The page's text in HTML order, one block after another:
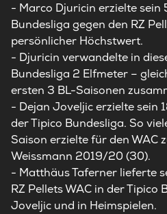
- Marco Djuricin erzielte sein
Bundesliga gegen den RZ
persönlicher Höchstwert.
- Djuricin verwandelte in
Bundesliga 2 Elfmeter –
ersten 3 BL-Saisonen
- Dejan Joveljic erzielte sein
der Tipico Bundesliga. So
Saison erzielte für den WAC
Weissmann 2019/20 (30).
- Matthäus Taferner lieferte
RZ Pellets WAC in der Tipico
Joveljic und in Heimspielen.